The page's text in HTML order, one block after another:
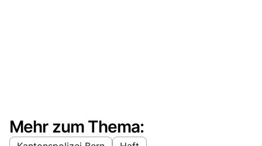
Mehr zum Thema: